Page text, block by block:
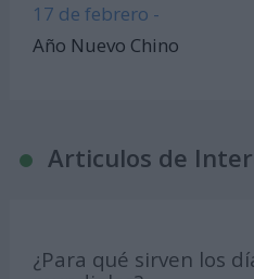
17 de febrero -
Año Nuevo Chino
Articulos de
¿Para qué sirven los